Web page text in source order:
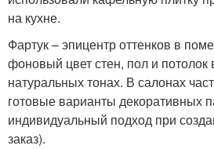
на кухне.
Фартук – эпицентр оттенков в
фоновый цвет стен, пол и
натуральных тонах. В салонах
готовые варианты декоративных
индивидуальный подход при
заказ).